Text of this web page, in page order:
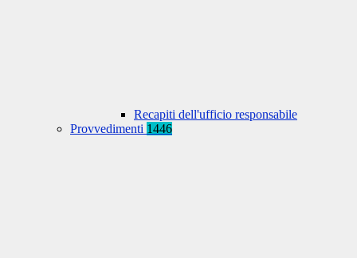
Recapiti dell'ufficio responsabile
Provvedimenti 1446